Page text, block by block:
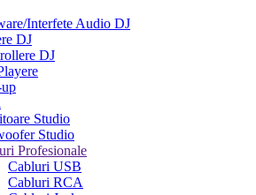
Interfete Audio DJ
DJ
DJ
Studio
Studio
Profesionale
Cabluri USB
Cabluri RCA